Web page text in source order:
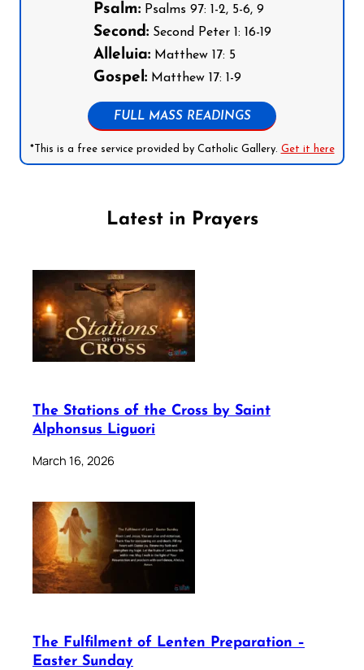
Psalm:Psalms 97: 1-2, 5-6, 9
Second:Second Peter 1: 16-19
Alleluia:Matthew 17: 5
Gospel:Matthew 17: 1-9
FULL MASS READINGS
*This is a free service provided by Catholic Gallery. Get it here
Latest in Prayers
The Stations of the Cross by Saint
Alphonsus Liguori
March 16, 2026
The Fulfilment of Lenten Preparation –
Easter Sunday